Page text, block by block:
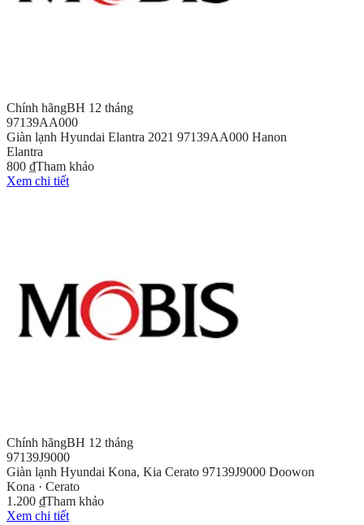
Chính hãngBH 12 tháng
97139AA000
Giàn lạnh Hyundai Elantra 2021 97139AA000 Hanon
Elantra
800 ₫Tham khảo
Xem chi tiết
Chính hãngBH 12 tháng
97139J9000
Giàn lạnh Hyundai Kona, Kia Cerato 97139J9000 Doowon
Kona · Cerato
1.200 ₫Tham khảo
Xem chi tiết